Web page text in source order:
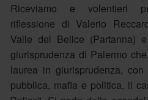
Riceviamo e volentieri
riflessione di Valerio
Valle del Belice (Partanna)
giurisprudenza di Palermo
laurea in giurisprudenza,
pubblica, mafia e politica, il